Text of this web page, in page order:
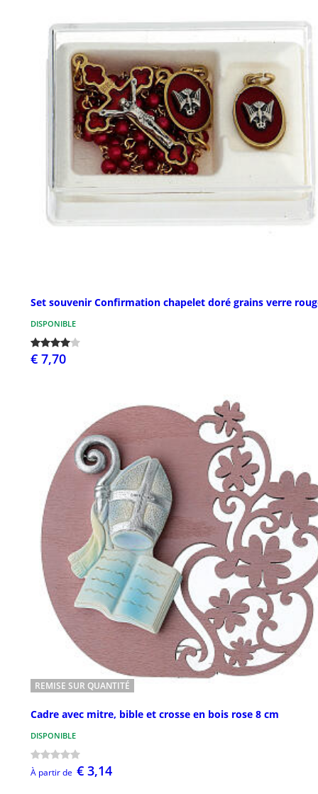
Set souvenir Confirmation chapelet doré grains verre
DISPONIBLE
€ 7,70
REMISE SUR QUANTITÉ
Cadre avec mitre, bible et crosse en bois rose 8 cm
DISPONIBLE
À partir de € 3,14